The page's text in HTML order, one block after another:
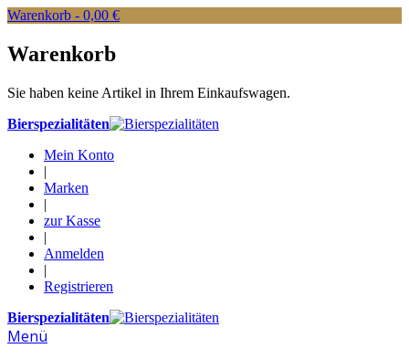
Warenkorb - 0,00 €
Warenkorb
Sie haben keine Artikel in Ihrem Einkaufswagen.
Bierspezialitäten
Mein Konto
|
Marken
|
zur Kasse
|
Anmelden
|
Registrieren
Bierspezialitäten
Menü